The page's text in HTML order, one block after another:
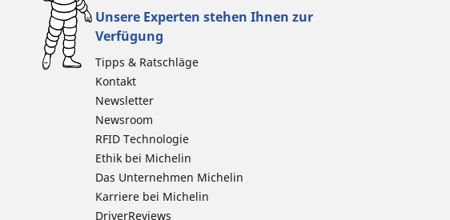
Unsere Experten stehen Ihnen zur
Verfügung
Tipps & Ratschläge
Kontakt
Newsletter
Newsroom
RFID Technologie
Ethik bei Michelin
Das Unternehmen Michelin
Karriere bei Michelin
DriverReviews